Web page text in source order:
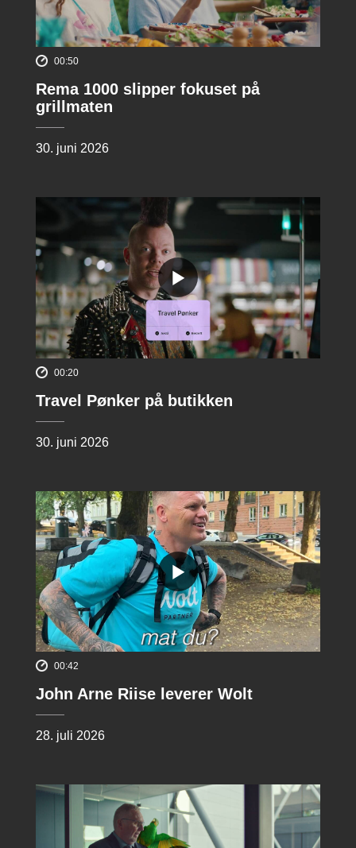
00:50
Rema 1000 slipper fokuset på
grillmaten
30. juni 2026
00:20
Travel Pønker på butikken
30. juni 2026
00:42
John Arne Riise leverer Wolt
28. juli 2026